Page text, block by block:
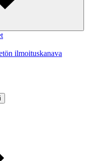
ilmoituskanava